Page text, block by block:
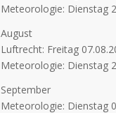
Meteorologie: Dienstag
August
Luftrecht: Freitag
Meteorologie: Dienstag
September
Meteorologie: Dienstag